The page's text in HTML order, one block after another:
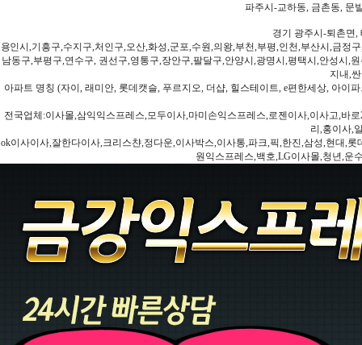
파주시-교하동, 금촌동, 문
경기 광주시-퇴촌면,
용인시,기흥구,수지구,처인구,오산,화성,군포,수원,의왕,부천,부평,인천,부산시,금
남동구,부평구,연수구, 권선구,영통구,장안구,팔달구,안양시,광명시,평택시,안성시,
지내,
아파트 명칭 (자이, 래미안, 롯데캣슬, 푸르지오, 더샵, 힐스테이트, e편한세상, 아이
전국업체:이사몰,삼익익스프레스,모두이사,마미손익스프레스,로젠이사,이사고,바
리,홍이사,
ok이사이사,잘한다이사,크리스챤,정다운,이사박스,이사통,파크,픽,한진,삼성,현대,
원익스프레스,백호,LG이사몰,청년,운